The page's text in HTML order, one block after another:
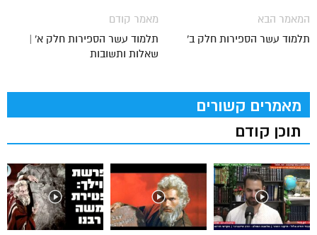
מאמר קודם
תלמוד עשר הספירות חלק א' |
שאלות ותשובות
המאמר הבא
תלמוד עשר הספירות חלק ב'
מאמרים קשורים
תוכן קודם